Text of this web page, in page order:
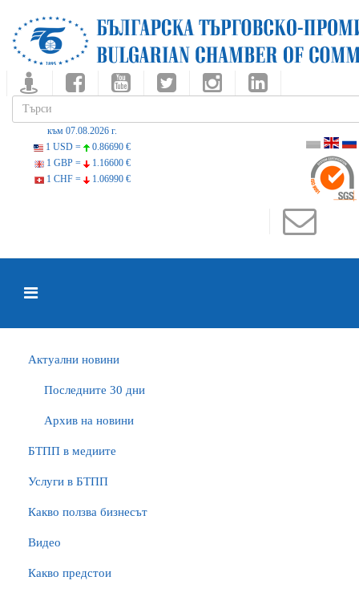
към 07.08.2026 г.
1 USD =
0.86690 €
1 GBP =
1.16600 €
1 CHF =
1.06990 €
Актуални новини
Последните 30 дни
Архив на новини
БTПП в медиите
Услуги в БТПП
Какво ползва бизнесът
Видео
Какво предстои